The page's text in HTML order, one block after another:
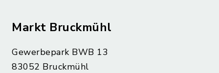
Markt Bruckmühl
Gewerbepark BWB 13
83052 Bruckmühl